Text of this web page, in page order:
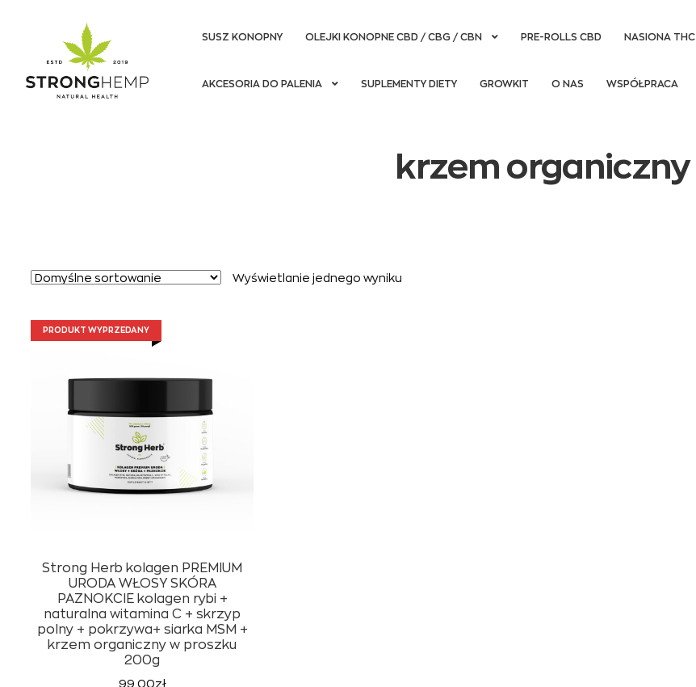
do
do
SUSZ KONOPNY OLEJKI KONOPNE CBD / CBG / CBN PRE-ROLLS CBD NASIONA THC
AKCESORIA DO PALENIA SUPLEMENTY DIETY GROWKIT O NAS WSPÓŁPRACA
krzem organiczny
Wyświetlanie jednego wyniku
PRODUKT WYPRZEDANY
Strong Herb kolagen PREMIUM
URODA WŁOSY SKÓRA
PAZNOKCIE kolagen rybi +
naturalna witamina C + skrzyp
polny + pokrzywa+ siarka MSM +
krzem organiczny w proszku
200g
99,00zł